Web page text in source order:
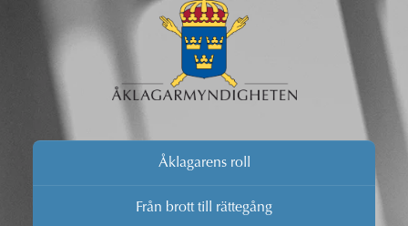
Åklagarens roll
Från brott till rättegång